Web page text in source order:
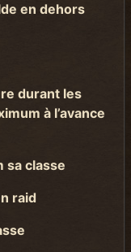
en dehors
durant les
à l’avance
sa classe
raid